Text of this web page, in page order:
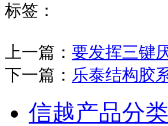
标签：
上一篇： 要发挥三键
下一篇： 乐泰结构胶
信越产品分